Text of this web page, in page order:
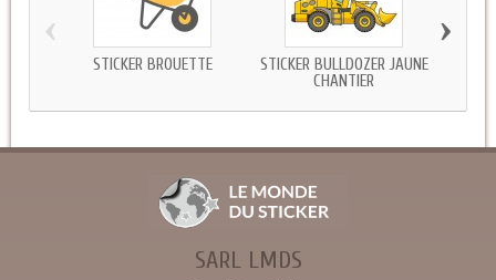
STICKER BROUETTE
STICKER BULLDOZER JAUNE
CHANTIER
‹ ›
SARL LMDS